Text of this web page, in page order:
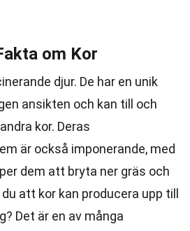
om Kor
djur. De har en unik
ansikten och kan till och
kor. Deras
är också imponerande, med
dem att bryta ner gräs och
att kor kan producera upp till
Det är en av många